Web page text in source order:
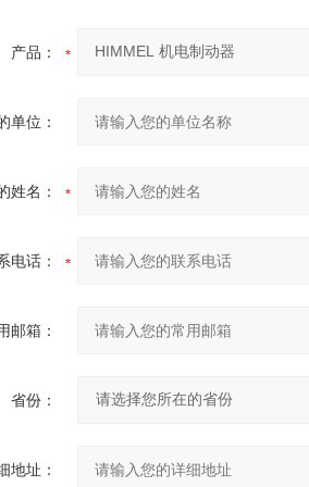
产品：
单位：
姓名：
电话：
邮箱：
省份：
地址：